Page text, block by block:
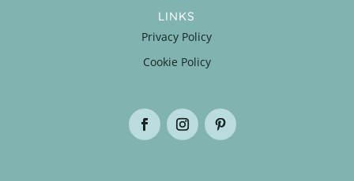
LINKS
Privacy Policy
Cookie Policy